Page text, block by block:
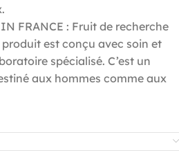
FRANCE : Fruit de recherche
est conçu avec soin et
spécialisé. C’est un
aux hommes comme aux